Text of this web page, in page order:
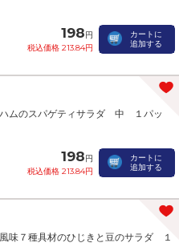
198円
税込価格 213.84円
カートに
追加する
ムのスパゲティサラダ 中 １パッ
198円
税込価格 213.84円
カートに
追加する
味７種具材のひじきと豆のサラダ １